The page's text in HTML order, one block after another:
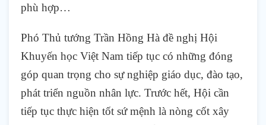
phù hợp…
Phó Thủ tướng Trần Hồng Hà đề nghị Hội
Khuyến học Việt Nam tiếp tục có những đóng
góp quan trọng cho sự nghiệp giáo dục, đào tạo,
phát triển nguồn nhân lực. Trước hết, Hội cần
tiếp tục thực hiện tốt sứ mệnh là nòng cốt xây